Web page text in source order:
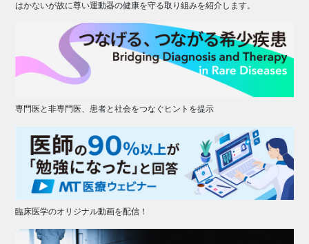
はかないが故に尊い運動器の健康を守る取り組みを紹介します。
専門医と非専門医、患者と社会をつなぐヒントを提示
臨床医学のオリジナル動画を配信！